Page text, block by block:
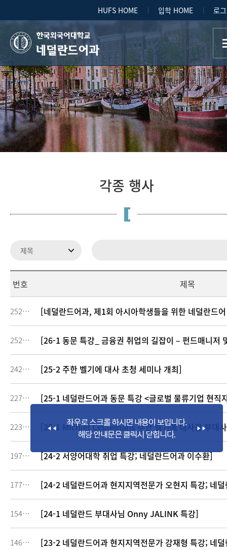
HUFS HOME 입학 HOME 로
네덜란드어과
각종 행사
번호 제목
252824 [네덜란드어과, 제1회 아시아학생들을 위한 네덜란드
252325 [26-1 동문 특강_ 금융권 취업의 길잡이 – 펀드매니저
242722 [25-2 주한 벨기에 대사 초청 세미나 개최]
227998 [25-1 네덜란드어과 동문 특강 <글로벌 물류기업 현직
223445 [25-1 Michiel Ceulemans 주한 벨기에 대사관 부대
197761 [24-2 서양어대학 취업 특강; 네덜란드어과 이수환]
177622 [24-2 네덜란드어과 현지지역전문가 오현지 특강; 네
154750 [24-1 네덜란드 부대사님 Onny JALINK 특강]
146977 [23-2 네덜란드어과 현지지역전문가 강재형 특강; 네